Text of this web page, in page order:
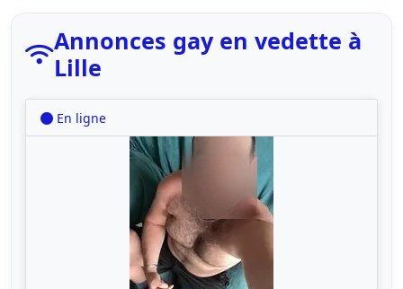
Annonces gay en vedette à
Lille
En ligne